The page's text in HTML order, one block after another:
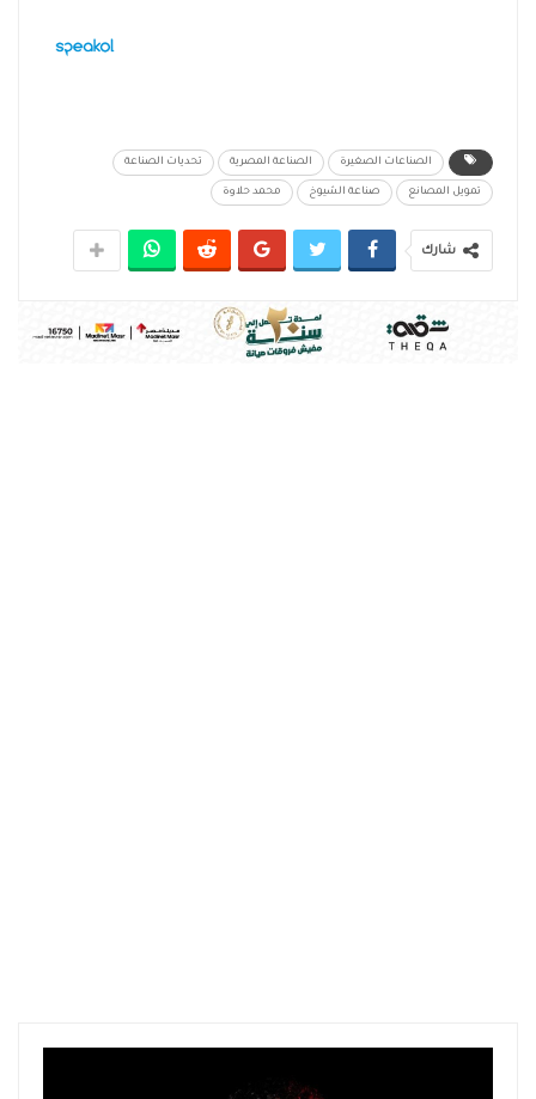
الصناعات الصغيرة الصناعة المصرية تحديات الصناعة
تمويل المصانع صناعة الشيوخ محمد حلاوة
شارك